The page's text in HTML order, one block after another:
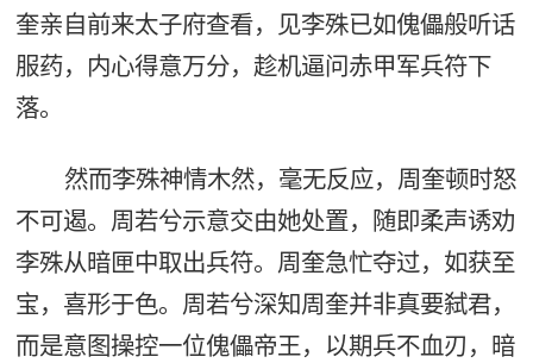
奎亲自前来太子府查看，见李殊已如傀儡般听话
服药，内心得意万分，趁机逼问赤甲军兵符下
落。
然而李殊神情木然，毫无反应，周奎顿时怒
不可遏。周若兮示意交由她处置，随即柔声诱劝
李殊从暗匣中取出兵符。周奎急忙夺过，如获至
宝，喜形于色。周若兮深知周奎并非真要弑君，
而是意图操控一位傀儡帝王，以期兵不血刃，暗